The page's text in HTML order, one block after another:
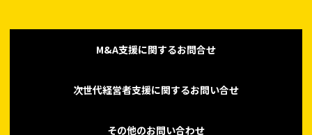
M&A支援に関するお問合せ
次世代経営者支援に関するお問い合せ
その他のお問い合わせ